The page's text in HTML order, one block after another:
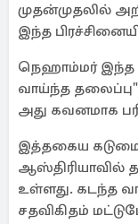
முதன்முதலில்
இந்த
நெஹாம்மர் இந்த
வாய்ந்த
அது கவனமாக
இத்தகைய
ஆஸ்திரியாவில்
உள்ளது. கடந்த
சதவிகிதம்